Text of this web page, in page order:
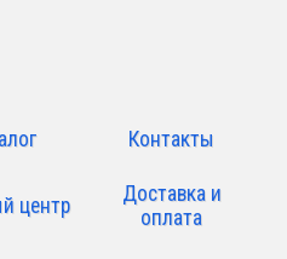
Контакты
центр
Доставка и
оплата